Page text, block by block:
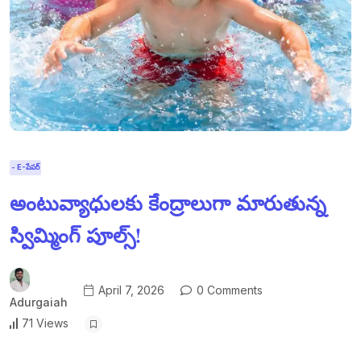
- E-పేపర్
అంటువ్యాధులకు కేంద్రాలుగా మారుతున్న
స్విమ్మింగ్ పూల్స్!
Adurgaiah
April 7, 2026 0 Comments
71 Views